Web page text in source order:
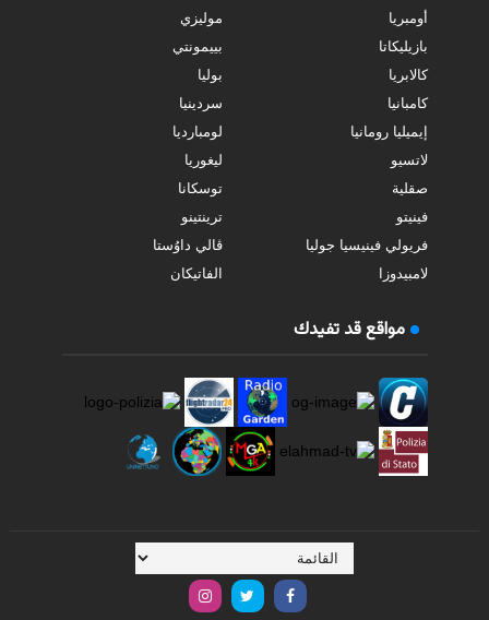
أومبريا
موليزي
بازيليكاتا
بييمونتي
كالابريا
بوليا
كامبانيا
سردينيا
إيميليا رومانيا
لومبارديا
لاتسيو
ليغوريا
صقلية
توسكانا
فينيتو
ترينتينو
فريولي فينيسيا جوليا
ڤالي داوُستا
لامبيدوزا
الفاتيكان
مواقع قد تفيدك